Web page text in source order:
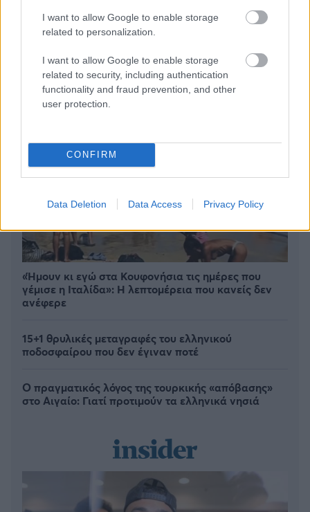
I want to allow Google to enable storage
related to personalization.
I want to allow Google to enable storage
related to security, including authentication
functionality and fraud prevention, and other
user protection.
CONFIRM
Data Deletion Data Access Privacy Policy
ανακαλύψετε
«Ήμουν κι εγώ στα Κουφονήσια τις ημέρες που
γέμισε η Ιταλίδα»: Η λεπτομέρεια που κανείς δεν
ανέφερε
15+1 θρυλικές μεταγραφές του ελληνικού
ποδοσφαίρου που δεν έγιναν ποτέ
Ο πραγματικός λόγος της τουρκικής «απόβασης»
στο Αιγαίο: Γιατί προτιμούν τα ελληνικά νησιά